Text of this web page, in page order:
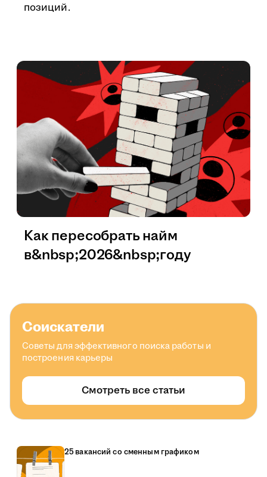
позиций.
Как пересобрать найм
в&nbsp;2026&nbsp;году
Соискатели
Советы для эффективного поиска работы и
построения карьеры
Смотреть все статьи
25 вакансий со сменным графиком